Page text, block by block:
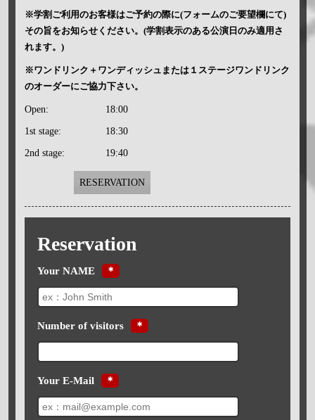
※学割ご利用のお客様はご予約の際に(フォームのご要望欄にて)
その旨をお知らせください。(学割表示のある公演日のみ適用さ
れます。)
※ワンドリンク＋ワンディッシュまたは１ステージワンドリンク
のオーダーにご協力下さい。
Open: 18:00
1st stage: 18:30
2nd stage: 19:40
RESERVATION
Reservation
Your NAME ＊
Number of visitors ＊
Your E-Mail ＊